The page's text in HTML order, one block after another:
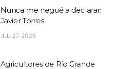
Nunca me negué a declarar:
Javier Torres
JUL-27-2026
Agricultores de Río Grande